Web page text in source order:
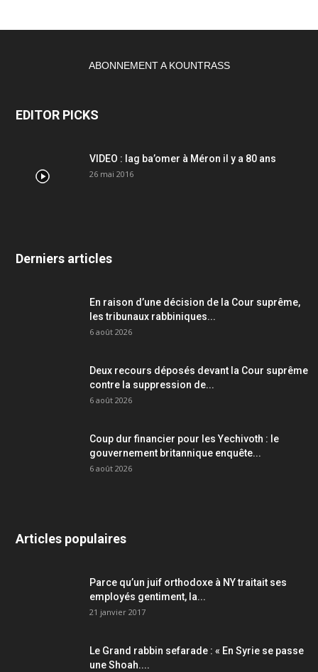
ABONNEMENT A KOUNTRASS
EDITOR PICKS
VIDEO : lag ba’omer à Méron il y a 80 ans
26 mai 2016
Derniers articles
En raison d’une décision de la Cour suprême,
les tribunaux rabbiniques...
6 août 2026
Deux recours déposés devant la Cour suprême
contre la suppression de...
6 août 2026
Coup dur financier pour les Yechivoth : le
gouvernement britannique enquête...
6 août 2026
Articles populaires
Parce qu’un juif orthodoxe à NY traitait ses
employés gentiment, la...
21 janvier 2017
Le Grand rabbin sefarade : « En Syrie se passe
une Shoah....